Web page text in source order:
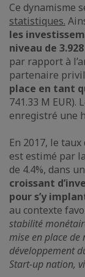
Ce dynamisme
statistiques.
les
niveau de
par rapport à
partenaire
place en tant
741.33 M EUR).
enregistré une
En 2017, le
est estimé par
de 4.4%, dans
croissant
pour s’y
au contexte
stabilité
mise en place
développement
Start-up nation,